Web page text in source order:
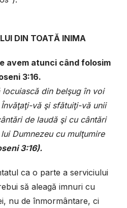
DIN TOATĂ INIMA
avem atunci când folosim
3:16.
locuiască din belşug în voi
vă şi sfătuiţi-vă unii
de laudă şi cu cântări
Dumnezeu cu mulţumire
3:16).
ca o parte a serviciului
să aleagă imnuri cu
nu de înmormântare, ci